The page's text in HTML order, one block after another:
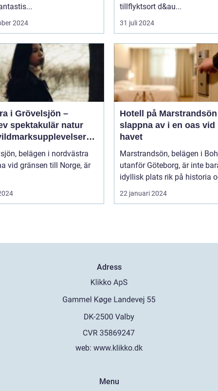
2024
tillflyktsort d&au...
31 juli 2024
i Grövelsjön –
spektakulär natur
håll
belägen i nordvästra
vid gränsen till Norge, är
Hotell på
slappna av i en oas vid
havet
Marstrandsön, belägen i
utanför Göteborg, är inte
idyllisk plats rik på historia
22 januari 2024
Adress
web: www.klikko.dk
Menu